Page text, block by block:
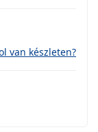
van készleten?